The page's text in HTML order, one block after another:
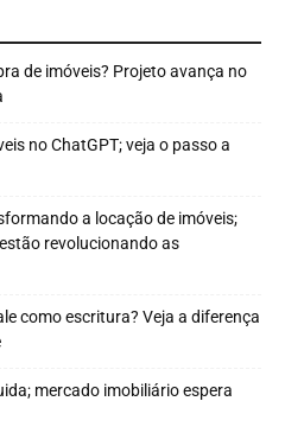
de imóveis? Projeto avança no
no ChatGPT; veja o passo a
a locação de imóveis;
revolucionando as
como escritura? Veja a diferença
mercado imobiliário espera